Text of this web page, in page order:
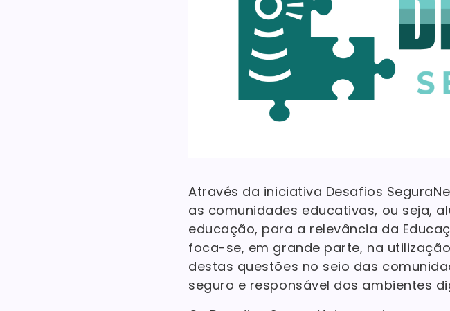
Através da iniciativa Desafios
as comunidades educativas, ou seja,
educação, para a relevância da
foca-se, em grande parte, na
destas questões no seio das
seguro e responsável dos ambientes